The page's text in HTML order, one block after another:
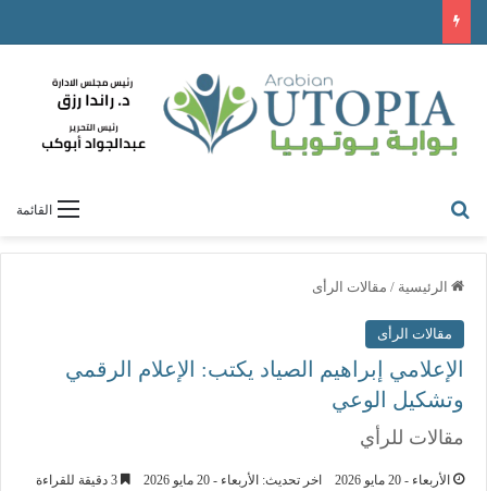
القائمة
الرئيسية / مقالات الرأى
مقالات الرأى
الإعلامي إبراهيم الصياد يكتب: الإعلام الرقمي
وتشكيل الوعي
مقالات للرأي
الأربعاء - 20 مايو 2026 اخر تحديث: الأربعاء - 20 مايو 2026